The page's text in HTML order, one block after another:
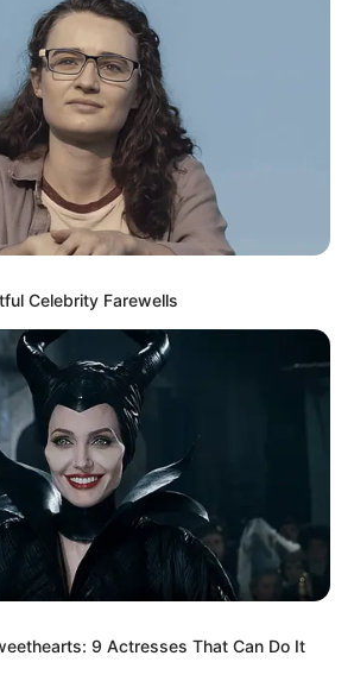
Celebrity Farewells
9 Actresses That Can Do It